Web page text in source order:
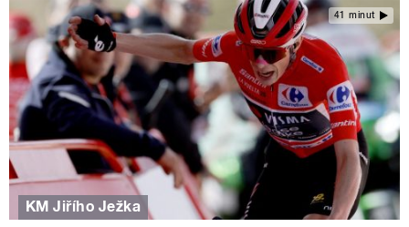
41 minut
KM Jiřího Ježka